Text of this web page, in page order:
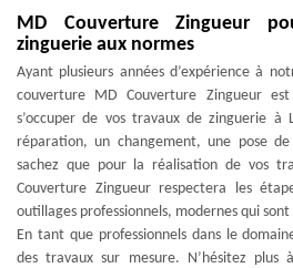
MD Couverture Zingueur
zinguerie aux normes
Ayant plusieurs années d’expérience à
couverture MD Couverture Zingueur
s’occuper de vos travaux de zinguerie
réparation, un changement, une pose
sachez que pour la réalisation de vos
Couverture Zingueur respectera les
outillages professionnels, modernes qui
En tant que professionnels dans le
des travaux sur mesure. N’hésitez plus